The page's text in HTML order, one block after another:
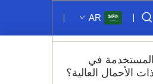
AR
في
الأحمال العالية؟